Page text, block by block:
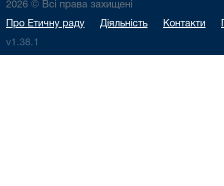
2026 © Всі права захищені
Про Етичну раду Діяльність Контакти
v1.38.1